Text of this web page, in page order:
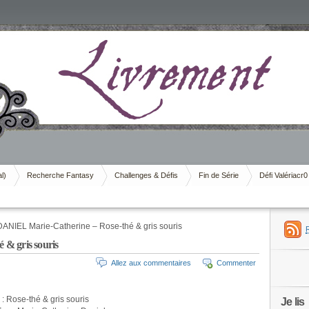
Recherche Fantasy Challenges & Défis Fin de Série Défi Valériacr0
Marie-Catherine – Rose-thé & gris souris
& gris souris
Commenter
Allez aux commentaires
: Rose-thé & gris souris
Je lis